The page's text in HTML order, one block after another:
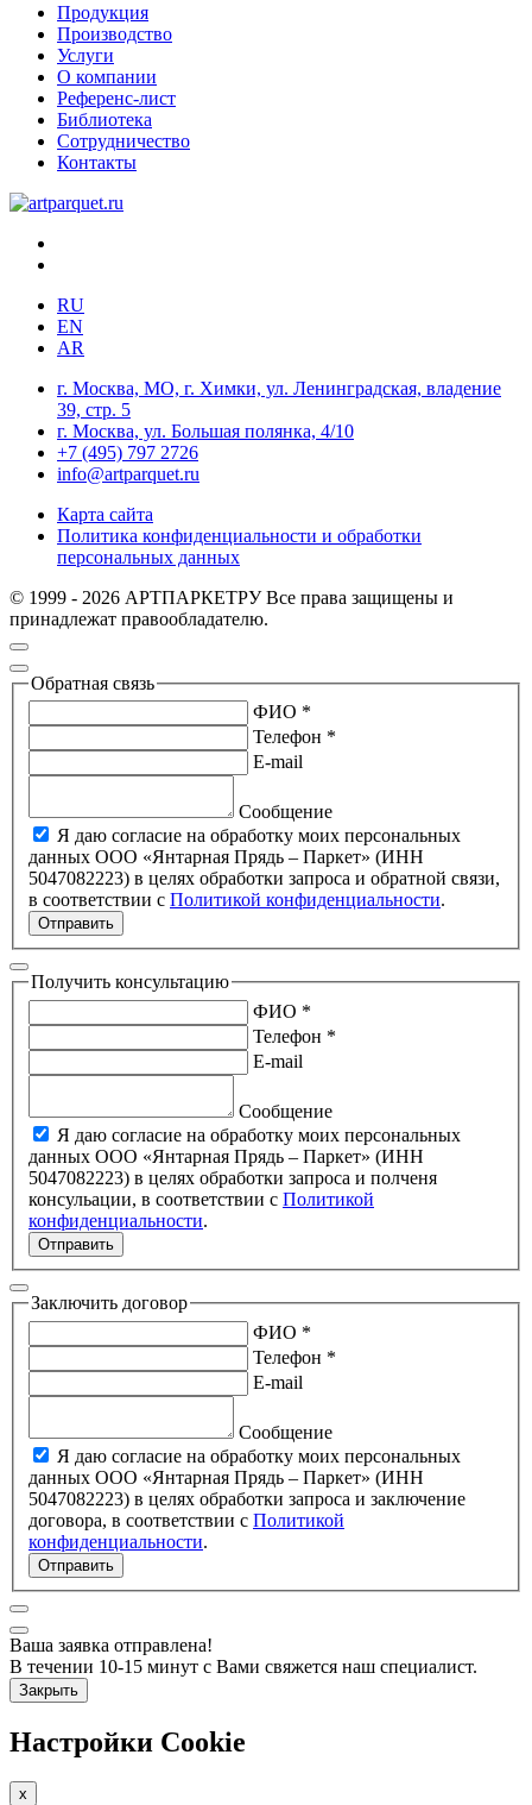
Продукция
Производство
Услуги
О компании
Референс-лист
Библиотека
Сотрудничество
Контакты
RU
EN
AR
г. Москва, МО, г. Химки, ул. Ленинградская, владение
39, стр. 5
г. Москва, ул. Большая полянка, 4/10
+7 (495) 797 2726
info@artparquet.ru
Карта сайта
Политика конфиденциальности и обработки
персональных данных
© 1999 - 2026 АРТПАРКЕТРУ Все права защищены и
принадлежат правообладателю.
Обратная связь
ФИО *
Телефон *
E-mail
Сообщение
Я даю согласие на обработку моих персональных
данных ООО «Янтарная Прядь – Паркет» (ИНН
5047082223) в целях обработки запроса и обратной связи,
в соответствии с Политикой конфиденциальности.
Отправить
Получить консультацию
ФИО *
Телефон *
E-mail
Сообщение
Я даю согласие на обработку моих персональных
данных ООО «Янтарная Прядь – Паркет» (ИНН
5047082223) в целях обработки запроса и полченя
консульации, в соответствии с Политикой
конфиденциальности.
Отправить
Заключить договор
ФИО *
Телефон *
E-mail
Сообщение
Я даю согласие на обработку моих персональных
данных ООО «Янтарная Прядь – Паркет» (ИНН
5047082223) в целях обработки запроса и заключение
договора, в соответствии с Политикой
конфиденциальности.
Отправить
Ваша заявка отправлена!
В течении 10-15 минут с Вами свяжется наш специалист.
Закрыть
Настройки Cookie
x